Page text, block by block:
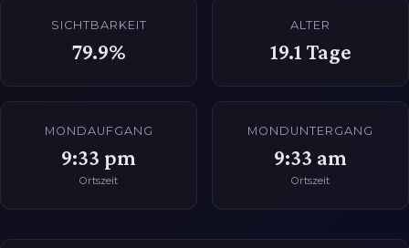
SICHTBARKEIT
79.9%
ALTER
19.1 Tage
MONDAUFGANG
9:33 pm
Ortszeit
MONDUNTERGANG
9:33 am
Ortszeit